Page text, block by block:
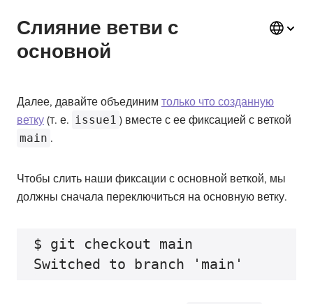
Слияние ветви с
основной
Далее, давайте объединим только что созданную
ветку (т. е. issue1 ) вместе с ее фиксацией с веткой
main .
Чтобы слить наши фиксации с основной веткой, мы
должны сначала переключиться на основную ветку.
$ git checkout main